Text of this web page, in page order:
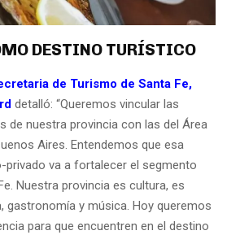
DESTINO TURÍSTICO
de Turismo de Santa Fe,
detalló: “Queremos vincular las
de nuestra provincia con las del Área
Aires. Entendemos que esa
privado va a fortalecer el segmento
Nuestra provincia es cultura, es
gastronomía y música. Hoy queremos
para que encuentren en el destino